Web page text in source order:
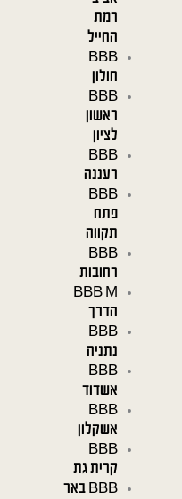
רמת
החייל
BBB
חולון
BBB
ראשון
לציון
BBB
רעננה
BBB
פתח
תקווה
BBB
רחובות
BBB M
הדרך
BBB
נתניה
BBB
אשדוד
BBB
אשקלון
BBB
קרית גת
BBB באר